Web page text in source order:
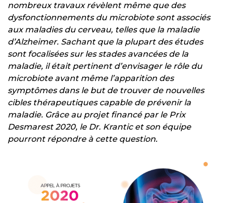
nombreux travaux révèlent même que des
dysfonctionnements du microbiote sont associés
aux maladies du cerveau, telles que la maladie
d’Alzheimer. Sachant que la plupart des études
sont focalisées sur les stades avancées de la
maladie, il était pertinent d’envisager le rôle du
microbiote avant même l’apparition des
symptômes dans le but de trouver de nouvelles
cibles thérapeutiques capable de prévenir la
maladie. Grâce au projet financé par le Prix
Desmarest 2020, le Dr. Krantic et son équipe
pourront répondre à cette question.